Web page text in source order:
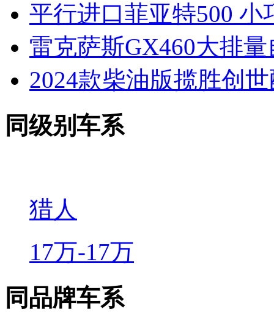
平行进口菲亚特500 小
雷克萨斯GX460大排
2024款柴油版揽胜创
同级别车系
猎人
17万-17万
同品牌车系